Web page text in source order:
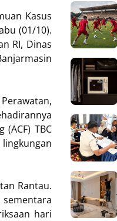
Kasus
(01/10).
RI, Dinas
TBC
Rantau.
hari